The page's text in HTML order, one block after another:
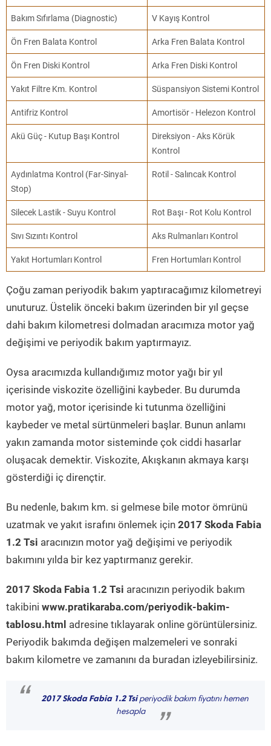
Bakım Sıfırlama (Diagnostic) V Kayış Kontrol
Ön Fren Balata Kontrol Arka Fren Balata Kontrol
Ön Fren Diski Kontrol Arka Fren Diski Kontrol
Yakıt Filtre Km. Kontrol Süspansiyon Sistemi Kontrol
Antifriz Kontrol Amortisör - Helezon Kontrol
Akü Güç - Kutup Başı Kontrol
Direksiyon - Aks Körük
Kontrol
Aydınlatma Kontrol (Far-Sinyal-
Stop)
Rotil - Salıncak Kontrol
Silecek Lastik - Suyu Kontrol Rot Başı - Rot Kolu Kontrol
Sıvı Sızıntı Kontrol Aks Rulmanları Kontrol
Yakıt Hortumları Kontrol Fren Hortumları Kontrol
Çoğu zaman periyodik bakım yaptıracağımız kilometreyi
unuturuz. Üstelik önceki bakım üzerinden bir yıl geçse
dahi bakım kilometresi dolmadan aracımıza motor yağ
değişimi ve periyodik bakım yaptırmayız.
Oysa aracımızda kullandığımız motor yağı bir yıl
içerisinde viskozite özelliğini kaybeder. Bu durumda
motor yağ, motor içerisinde ki tutunma özelliğini
kaybeder ve metal sürtünmeleri başlar. Bunun anlamı
yakın zamanda motor sisteminde çok ciddi hasarlar
oluşacak demektir. Viskozite, Akışkanın akmaya karşı
gösterdiği iç dirençtir.
Bu nedenle, bakım km. si gelmese bile motor ömrünü
uzatmak ve yakıt israfını önlemek için 2017 Skoda Fabia
1.2 Tsi aracınızın motor yağ değişimi ve periyodik
bakımını yılda bir kez yaptırmanız gerekir.
2017 Skoda Fabia 1.2 Tsi aracınızın periyodik bakım
takibini www.pratikaraba.com/periyodik-bakim-
tablosu.html adresine tıklayarak online görüntülersiniz.
Periyodik bakımda değişen malzemeleri ve sonraki
bakım kilometre ve zamanını da buradan izleyebilirsiniz.
“ 2017 Skoda Fabia 1.2 Tsiperiyodik bakım fiyatını hemen
hesapla
”